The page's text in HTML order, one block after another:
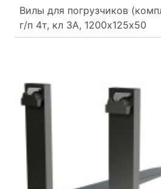
Вилы для погрузчиков
г/п 4т, кл 3А, 1200х125х50